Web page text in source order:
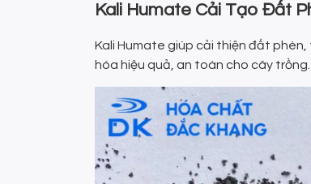
Kali Humate Cải Tạo Đất
Kali Humate giúp cải thiện đất
hóa hiệu quả, an toàn cho cây trồng.